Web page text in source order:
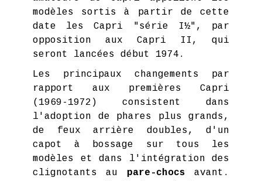
modèles sortis à partir de cette
date les Capri "série I½", par
opposition aux Capri II, qui
seront lancées début 1974.
Les principaux changements par
rapport aux premières Capri
(1969-1972) consistent dans
l'adoption de phares plus grands,
de feux arrière doubles, d'un
capot à bossage sur tous les
modèles et dans l'intégration des
clignotants au pare-chocs avant.